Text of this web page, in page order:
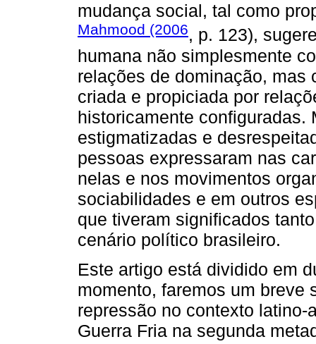
mudança social, tal como
Mahmood (2006, p. 123),
humana não simplesmente
relações de dominação, mas
criada e propiciada por
historicamente configuradas.
estigmatizadas e
pessoas expressaram nas
nelas e nos movimentos
sociabilidades e em outros
que tiveram significados
cenário político brasileiro.
Este artigo está dividido em
momento, faremos um breve
repressão no contexto
Guerra Fria na segunda